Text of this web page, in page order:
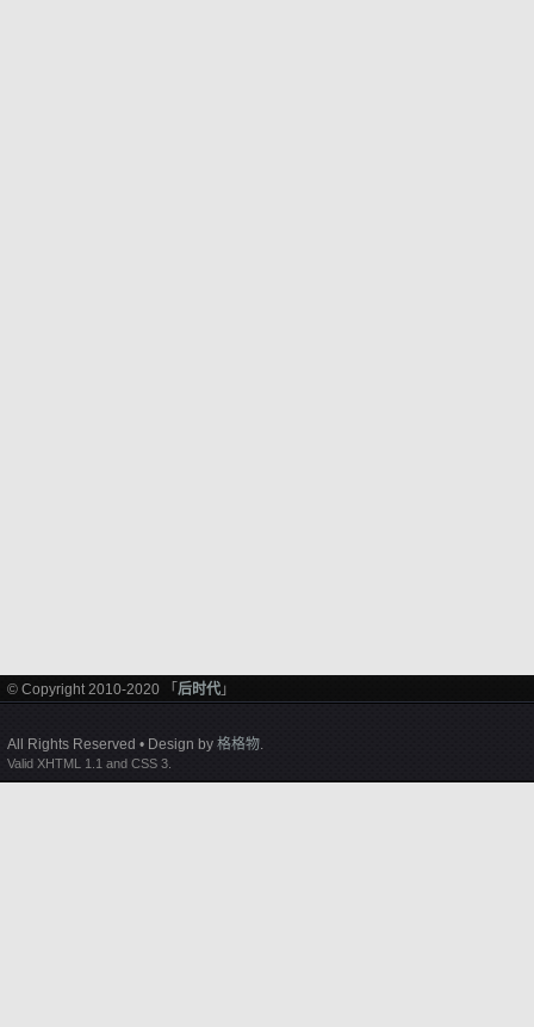
© Copyright 2010-2020 「 后时代 」
All Rights Reserved • Design by 格格物.
Valid XHTML 1.1 and CSS 3.